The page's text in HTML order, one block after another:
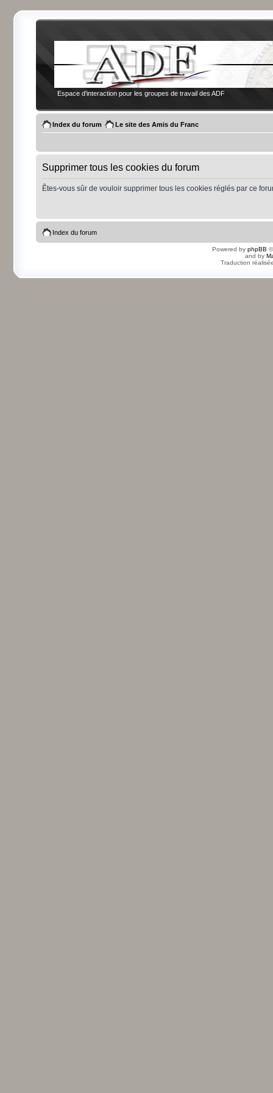
Espace d'interaction pour les groupes de travail des ADF
Index du forum Le site des Amis du Franc
Supprimer tous les cookies du forum
Êtes-vous sûr de vouloir supprimer tous les cookies réglés par ce
Index du forum
Powered by phpBB
and by
Traduction